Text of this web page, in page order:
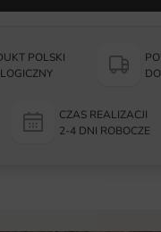
POLSKI
CZAS REALIZACJI
2-4 DNI ROBOCZE